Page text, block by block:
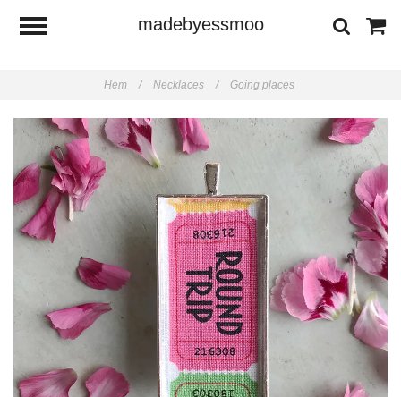
madebyessmoo
Hem / Necklaces / Going places